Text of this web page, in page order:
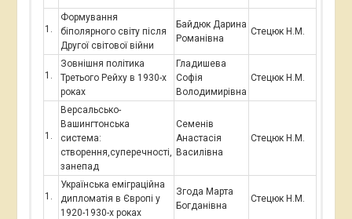
Формування
біполярного світу після
Другої світової війни
Байдюк Дарина
Романівна
Стецюк Н.М.
Зовнішня політика
Третього Рейху в 1930-х
роках
Гладишева
Софія
Володимирівна
Стецюк Н.М.
Версальсько-
Вашингтонська
система:
створення,суперечності,
занепад
Семенів
Анастасія
Василівна
Стецюк Н.М.
Українська еміграційна
дипломатія в Європі у
1920-1930-х роках
Згода Марта
Богданівна
Стецюк Н.М.